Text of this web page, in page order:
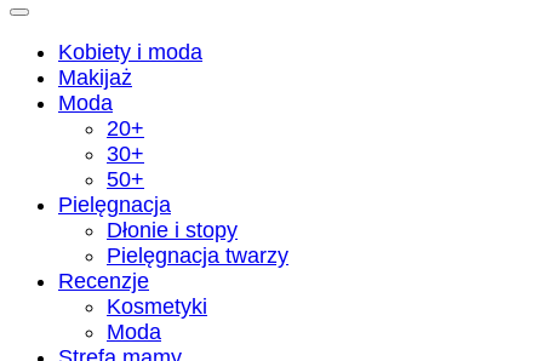
Kobiety i moda
Makijaż
Moda
20+
30+
50+
Pielęgnacja
Dłonie i stopy
Pielęgnacja twarzy
Recenzje
Kosmetyki
Moda